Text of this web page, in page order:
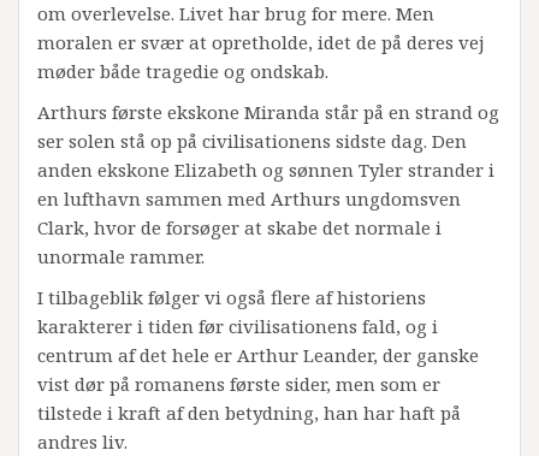
om overlevelse. Livet har brug for mere. Men
moralen er svær at opretholde, idet de på deres vej
møder både tragedie og ondskab.
Arthurs første ekskone Miranda står på en strand og
ser solen stå op på civilisationens sidste dag. Den
anden ekskone Elizabeth og sønnen Tyler strander i
en lufthavn sammen med Arthurs ungdomsven
Clark, hvor de forsøger at skabe det normale i
unormale rammer.
I tilbageblik følger vi også flere af historiens
karakterer i tiden før civilisationens fald, og i
centrum af det hele er Arthur Leander, der ganske
vist dør på romanens første sider, men som er
tilstede i kraft af den betydning, han har haft på
andres liv.